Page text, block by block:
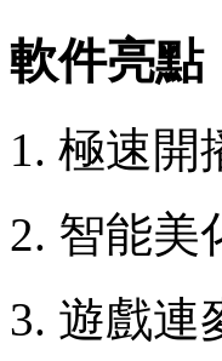
軟件亮點
1. 極速開
2. 智能美
3. 遊戲連